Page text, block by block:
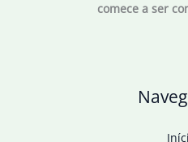
comece a ser